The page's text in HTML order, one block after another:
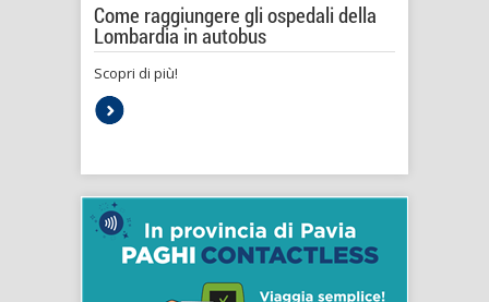
Come raggiungere gli ospedali della
Lombardia in autobus
Scopri di più!